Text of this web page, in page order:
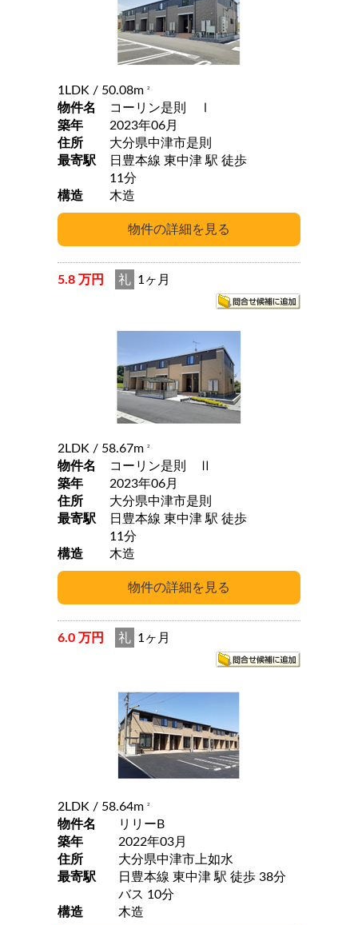
1LDK / 50.08m 2
物件名
コーリン是則 Ⅰ
築年
2023年06月
住所
大分県中津市是則
最寄駅
日豊本線 東中津 駅 徒歩
11分
構造
木造
5.8 万円 礼 1ヶ月
2LDK / 58.67m 2
物件名
コーリン是則 Ⅱ
築年
2023年06月
住所
大分県中津市是則
最寄駅
日豊本線 東中津 駅 徒歩
11分
構造
木造
6.0 万円 礼 1ヶ月
2LDK / 58.64m 2
物件名
リリーB
築年
2022年03月
住所
大分県中津市上如水
最寄駅
日豊本線 東中津 駅 徒歩 38分
バス 10分
構造
木造